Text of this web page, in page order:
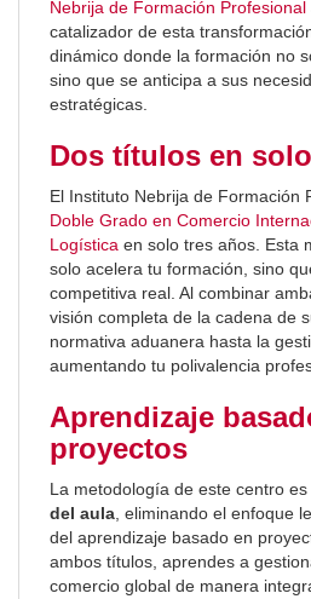
Nebrija de Formación Profesional
catalizador de esta
dinámico donde la formación no
sino que se anticipa a sus
estratégicas.
Dos títulos en
El Instituto Nebrija de Formación
Doble Grado en Comercio
Logística en solo tres años. Esta
solo acelera tu formación, sino
competitiva real. Al combinar
visión completa de la cadena de
normativa aduanera hasta la
aumentando tu polivalencia
Aprendizaje
proyectos
La metodología de este centro es
del aula, eliminando el enfoque
del aprendizaje basado en
ambos títulos, aprendes a
comercio global de manera